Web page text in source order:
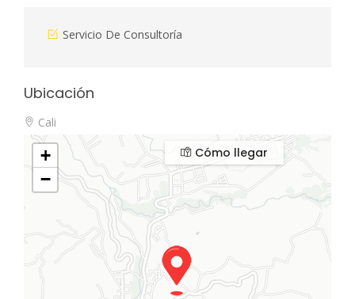
Servicio De Consultoría
Ubicación
Cali
+
−
Cómo llegar